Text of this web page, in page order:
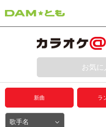
動画からさがす
ロ
プレミアムサービ
DAM★とも動画
お気に
新曲 ラ